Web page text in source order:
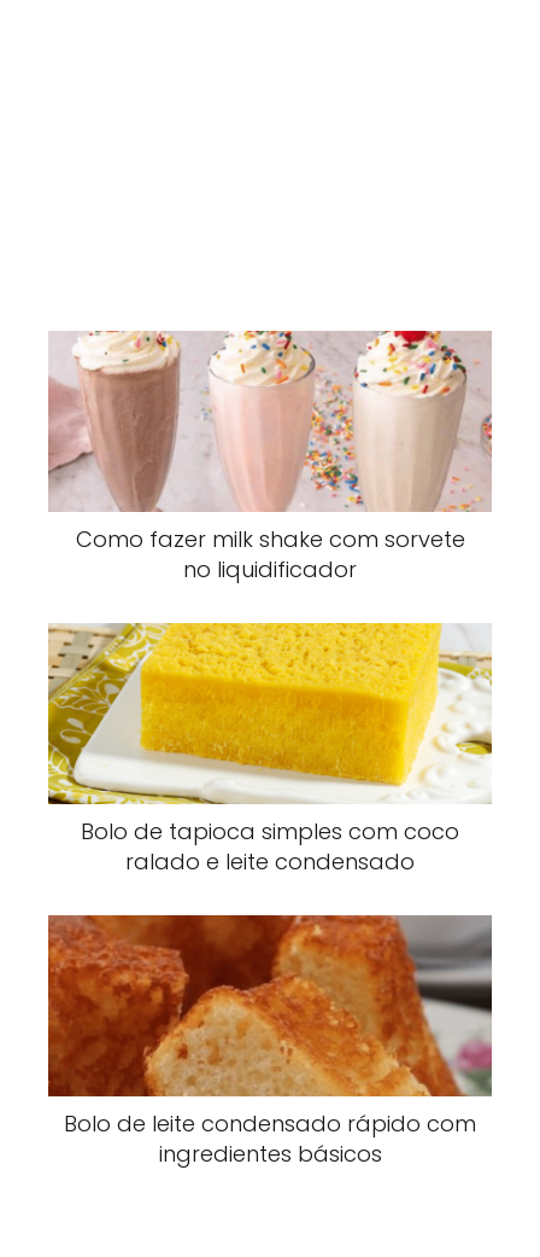
Como fazer milk shake com sorvete
no liquidificador
Bolo de tapioca simples com coco
ralado e leite condensado
Bolo de leite condensado rápido com
ingredientes básicos